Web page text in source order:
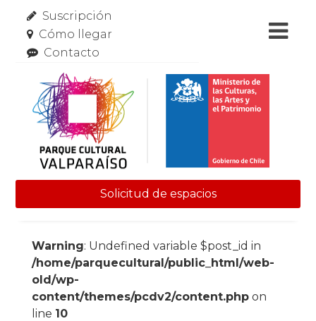
Suscripción
Cómo llegar
Contacto
Solicitud de espacios
Warning: Undefined variable $post_id in
/home/parquecultural/public_html/web-
old/wp-
content/themes/pcdv2/content.phpon
line 10